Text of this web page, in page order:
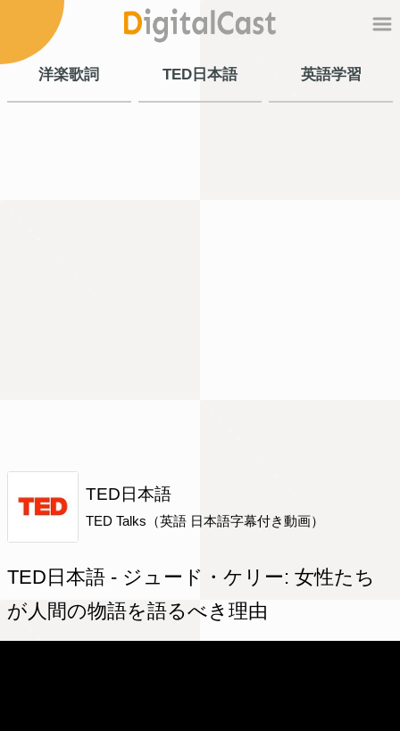
洋楽歌詞 TED日本語 英語学習
TED日本語
TED Talks（英語 日本語字幕付き動画）
TED日本語 - ジュード・ケリー: 女性たち
が人間の物語を語るべき理由